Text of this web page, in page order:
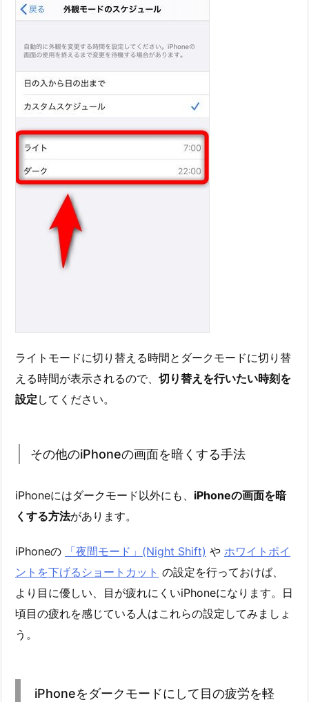
ライトモードに切り替える時間とダークモードに切り替
える時間が表示されるので、 切り替えを行いたい時刻を
設定 してください。
その他のiPhoneの画面を暗くする手法
iPhoneにはダークモード以外にも、 iPhoneの画面を暗
くする方法があります。
iPhoneの 「夜間モード」(Night Shift) や ホワイトポイ
ントを下げるショートカット の設定を行っておけば、
より目に優しい、目が疲れにくいiPhoneになります。日
頃目の疲れを感じている人はこれらの設定してみましょ
う。
iPhoneをダークモードにして目の疲労を軽